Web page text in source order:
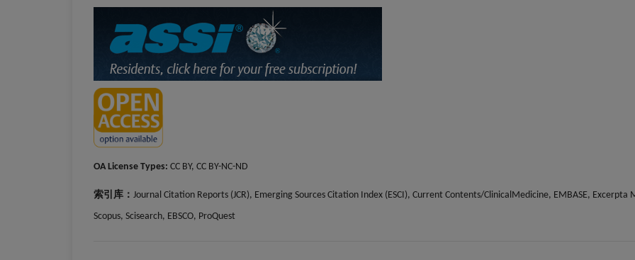
OA License Types: CC BY, CC BY-NC-ND
索引库： Journal Citation Reports (JCR), Emerging Sources Citation Index (ESCI), Current Contents/ClinicalMedicine, EMBASE,
Scopus, Scisearch, EBSCO, ProQuest
编辑委员会